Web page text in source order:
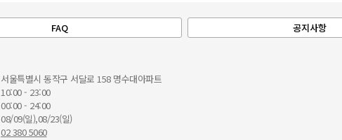
FAQ 공지사항
서울특별시 동작구 서달로 158 명수대아파트
10:00 - 23:00
00:00 - 24:00
08/09(일),08/23(일)
02 380 5060